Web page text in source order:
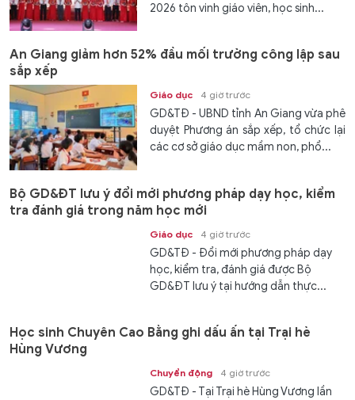
2026 tôn vinh giáo viên, học sinh...
An Giang giảm hơn 52% đầu mối trường công lập sau
sắp xếp
Giáo dục 4 giờ trước
GD&TĐ - UBND tỉnh An Giang vừa phê
duyệt Phương án sắp xếp, tổ chức lại
các cơ sở giáo dục mầm non, phổ...
Bộ GD&ĐT lưu ý đổi mới phương pháp dạy học, kiểm
tra đánh giá trong năm học mới
Giáo dục 4 giờ trước
GD&TĐ - Đổi mới phương pháp dạy
học, kiểm tra, đánh giá được Bộ
GD&ĐT lưu ý tại hướng dẫn thực...
Học sinh Chuyên Cao Bằng ghi dấu ấn tại Trại hè
Hùng Vương
Chuyển động 4 giờ trước
GD&TĐ - Tại Trại hè Hùng Vương lần